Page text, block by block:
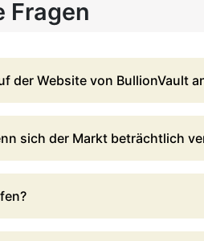
Fragen
der Website von BullionVault
sich der Markt beträchtlich